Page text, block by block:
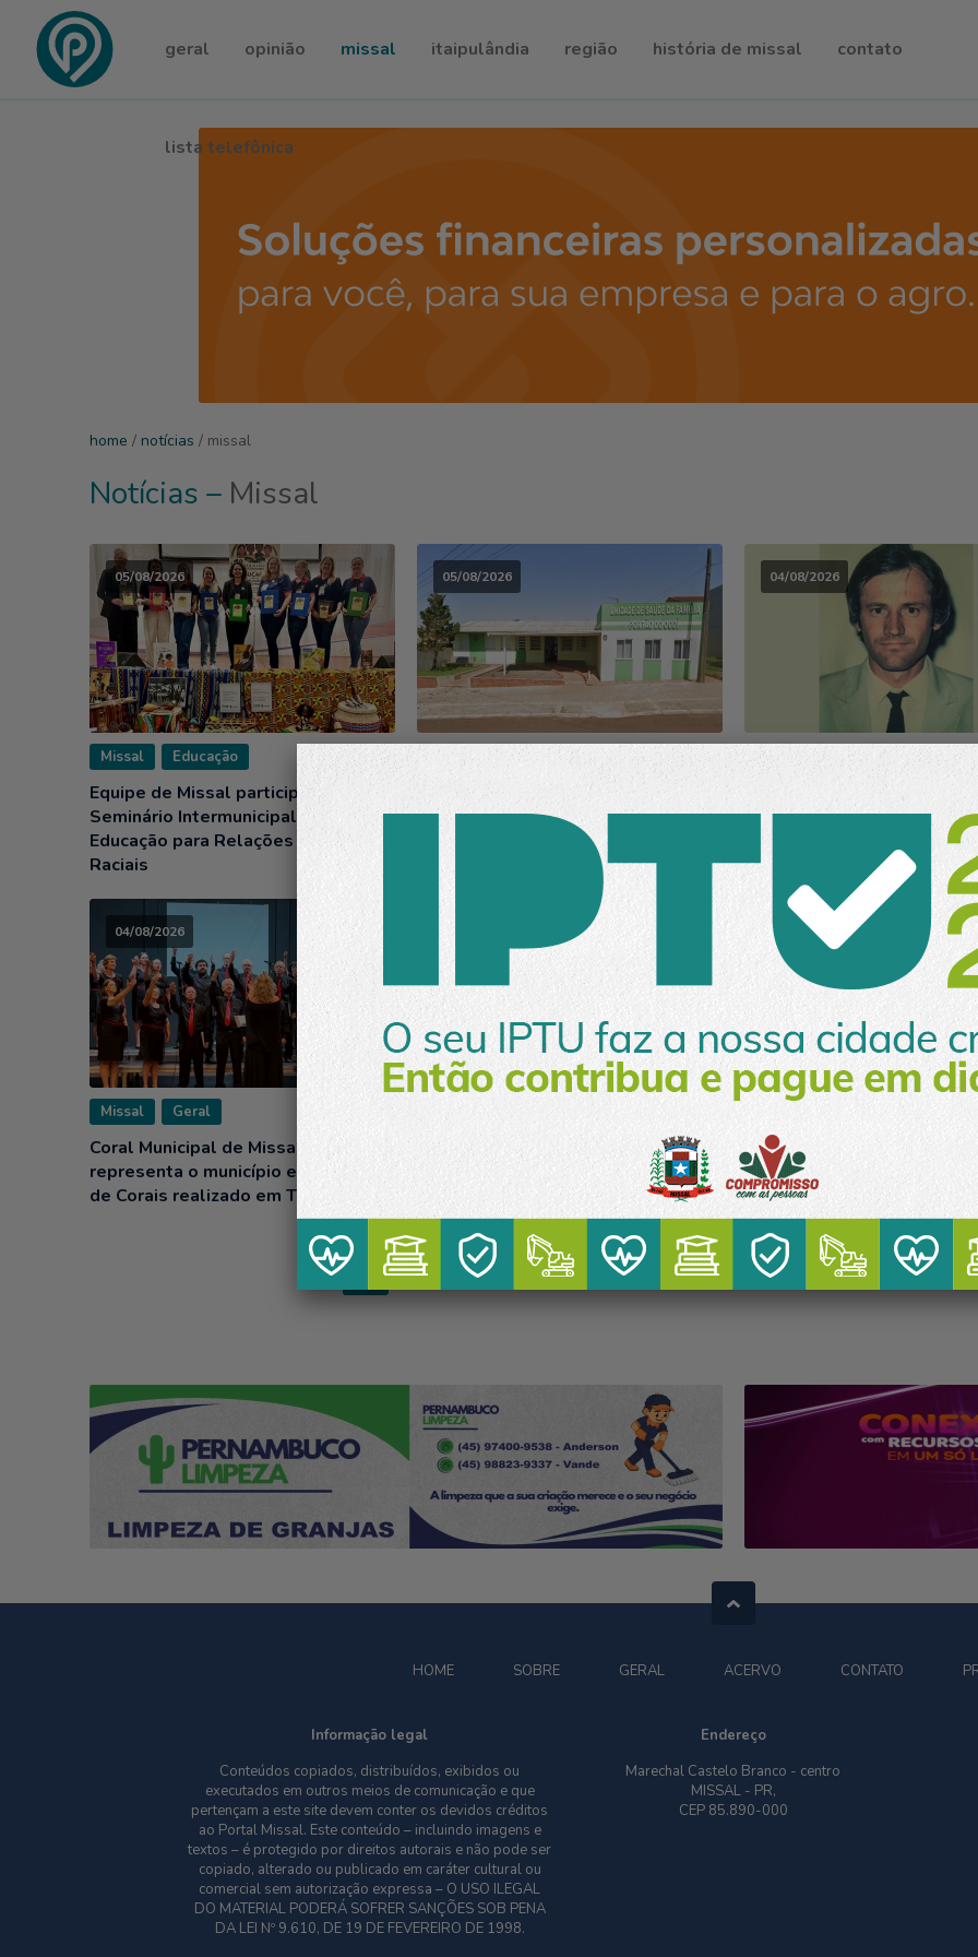
geral opinião missal itaipulândia região história de missal contato
lista telefônica
home / notícias / missal
Notícias – Missal
05/08/2026
Missal Educação
Equipe de Missal participa do 1º
Seminário Intermunicipal de
Educação para Relações Étnico-
Raciais
05/08/2026
Missal Saúde
Sábado o Portão Ocoí recebe as
ações do Agosto Azul
04/08/2026
Missal História de Missal
História de Missal - Sony:
prefeito
04/08/2026
Missal Geral
Coral Municipal de Missal
representa o município em Encontro
de Corais realizado em Toledo
03/08/2026
Veja o vídeo
Missal Especial Publicitário
CFC Missal - A Primeira Habilitação,
A Gente Nunca Esquece!
30/07/2026
Setor de Informática da
desenvolve Sistema de
Online
2 3 4 Próxima Fim
HOME SOBRE GERAL ACERVO CONTATO
Informação legal
Conteúdos copiados, distribuídos, exibidos ou
executados em outros meios de comunicação e que
pertençam a este site devem conter os devidos créditos
ao Portal Missal. Este conteúdo – incluindo imagens e
textos – é protegido por direitos autorais e não pode ser
copiado, alterado ou publicado em caráter cultural ou
comercial sem autorização expressa – O USO ILEGAL
DO MATERIAL PODERÁ SOFRER SANÇÕES SOB PENA
DA LEI Nº 9.610, DE 19 DE FEVEREIRO DE 1998.
Endereço
Marechal Castelo Branco - centro
MISSAL - PR,
CEP 85.890-000